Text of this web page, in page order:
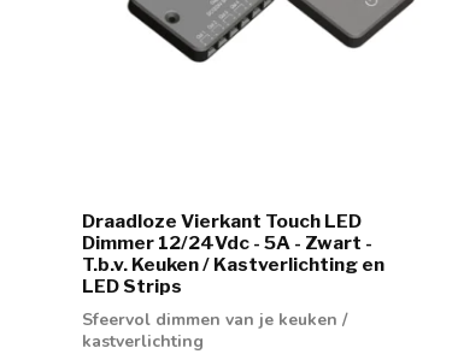
Draadloze Vierkant Touch LED
Dimmer 12/24Vdc - 5A - Zwart -
T.b.v. Keuken / Kastverlichting en
LED Strips
Sfeervol dimmen van je keuken /
kastverlichting